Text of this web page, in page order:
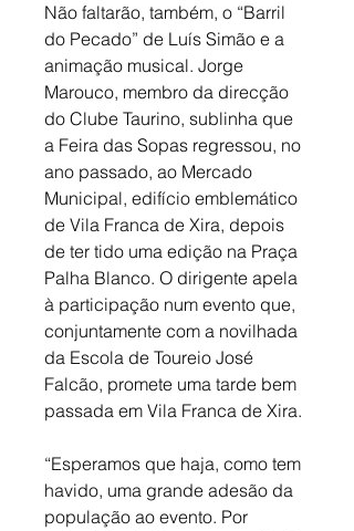
Não faltarão, também, o “Barril
do Pecado” de Luís Simão e a
animação musical. Jorge
Marouco, membro da direcção
do Clube Taurino, sublinha que
a Feira das Sopas regressou, no
ano passado, ao Mercado
Municipal, edifício emblemático
de Vila Franca de Xira, depois
de ter tido uma edição na Praça
Palha Blanco. O dirigente apela
à participação num evento que,
conjuntamente com a novilhada
da Escola de Toureio José
Falcão, promete uma tarde bem
passada em Vila Franca de Xira.
“Esperamos que haja, como tem
havido, uma grande adesão da
população ao evento. Por